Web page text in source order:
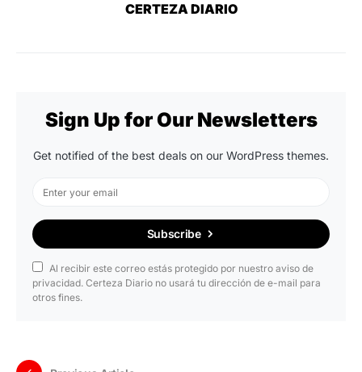
CERTEZA DIARIO
Sign Up for Our Newsletters
Get notified of the best deals on our WordPress themes.
Subscribe
Al recibir este correo estás protegido por nuestro aviso de
privacidad. Certeza Diario no usará tu dirección de e-mail para
otros fines.